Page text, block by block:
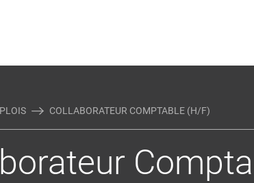
COLLABORATEUR COMPTABLE (H/F)